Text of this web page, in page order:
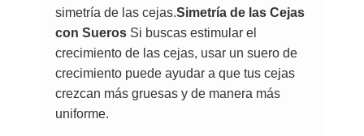
simetría de las cejas.Simetría de las Cejas
con Sueros Si buscas estimular el
crecimiento de las cejas, usar un suero de
crecimiento puede ayudar a que tus cejas
crezcan más gruesas y de manera más
uniforme.